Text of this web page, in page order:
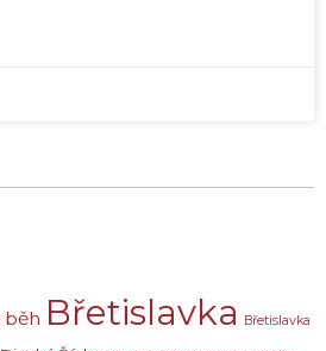
běh Břetislavka Břetislavka